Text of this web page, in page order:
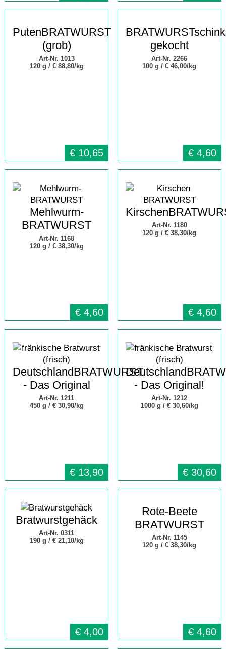
PutenBRATWURST
(grob)
Art-Nr. 1013
120 g / € 88,80/kg
€ 10,65
gekocht
Art-Nr. 2266
100 g /€ 46,00/kg
€ 4,60
Mehlwurm-
BRATWURST
Art-Nr. 1168
120 g / € 38,30/kg
€ 4,60
Art-Nr. 1180
120 g /€ 38,30/kg
€ 4,60
DeutschlandBRATWURST
- Das Original
Art-Nr. 1211
450 g / € 30,90/kg
€ 13,90
- Das Original!
Art-Nr. 1212
1000 g / € 30,60/kg
€ 30,60
Bratwurstgehäck
Art-Nr. 0311
190 g / € 21,10/kg
€ 4,00
Rote-Beete
BRATWURST
Art-Nr. 1145
120 g /€ 38,30/kg
€ 4,60